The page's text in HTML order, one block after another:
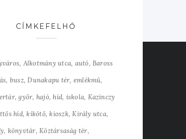
CÍMKEFELHŐ
Alkotmány utca autó Baross
busz Dunakapu tér emlékmű
győr hajó híd iskola Kazinczy
híd kikötő kioszk Király utca
könyvtár Köztársaság tér